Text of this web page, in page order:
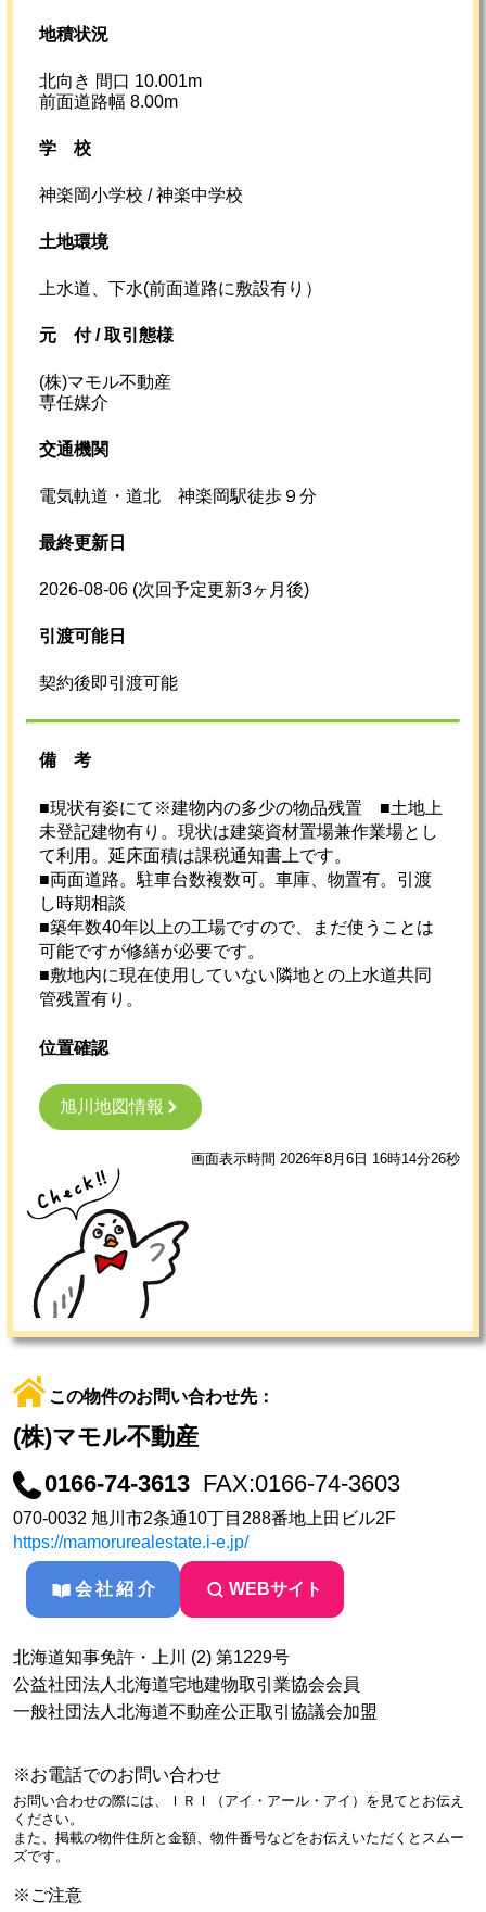
地積状況
北向き 間口 10.001m
前面道路幅 8.00m
学校
神楽岡小学校 / 神楽中学校
土地環境
上水道、下水(前面道路に敷設有り）
元 付 /取引態様
(株)マモル不動産
専任媒介
交通機関
電気軌道・道北 神楽岡駅徒歩９分
最終更新日
2026-08-06 (次回予定更新3ヶ月後)
引渡可能日
契約後即引渡可能
備考
■現状有姿にて※建物内の多少の物品残置 ■土地上
未登記建物有り。現状は建築資材置場兼作業場とし
て利用。延床面積は課税通知書上です。
■両面道路。駐車台数複数可。車庫、物置有。引渡
し時期相談
■築年数40年以上の工場ですので、まだ使うことは
可能ですが修繕が必要です。
■敷地内に現在使用していない隣地との上水道共同
管残置有り。
位置確認
旭川地図情報
画面表示時間 2026年8月6日 16時14分26秒
この物件のお問い合わせ先：
(株)マモル不動産
0166-74-3613 FAX:0166-74-3603
070-0032 旭川市2条通10丁目288番地上田ビル2F
https://mamorurealestate.i-e.jp/
会社紹介 WEBサイト
北海道知事免許・上川 (2) 第1229号
公益社団法人北海道宅地建物取引業協会会員
一般社団法人北海道不動産公正取引協議会加盟
※お電話でのお問い合わせ
お問い合わせの際には、ＩＲＩ（アイ・アール・アイ）を見てとお伝え
ください。
また、掲載の物件住所と金額、物件番号などをお伝えいただくとスムー
ズです。
※ご注意